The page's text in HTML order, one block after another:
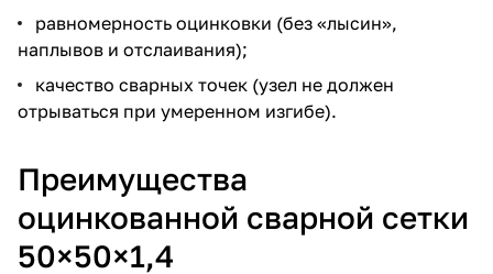
равномерность оцинковки (без «лысин»,
наплывов и отслаивания);
качество сварных точек (узел не должен
отрываться при умеренном изгибе).
Преимущества
оцинкованной сварной сетки
50×50×1,4